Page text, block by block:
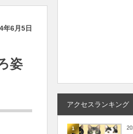
年6月5日
姿
アクセスランキング
1